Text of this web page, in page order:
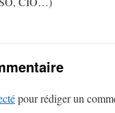
pour rédiger un